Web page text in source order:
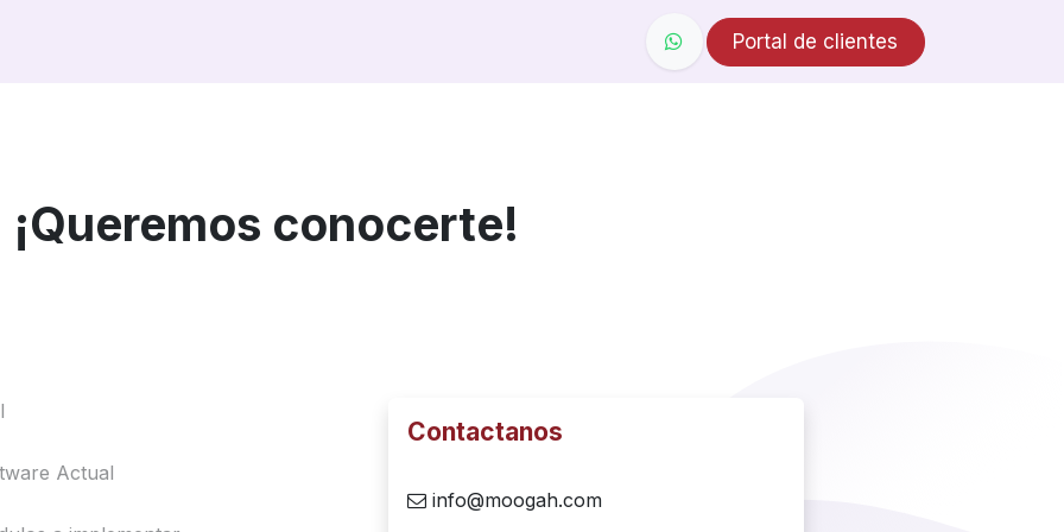
Portal de clientes
¡Queremos conocerte!
Contactanos
info@moogah.com